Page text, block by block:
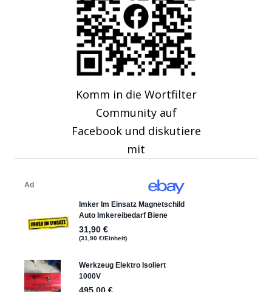
Komm in die Wortfilter
Community auf
Facebook und diskutiere
mit